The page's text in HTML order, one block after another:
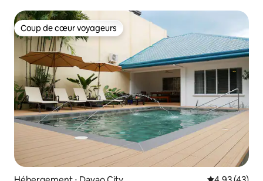
Coup de cœur voyageurs
Coup de cœur voyageurs